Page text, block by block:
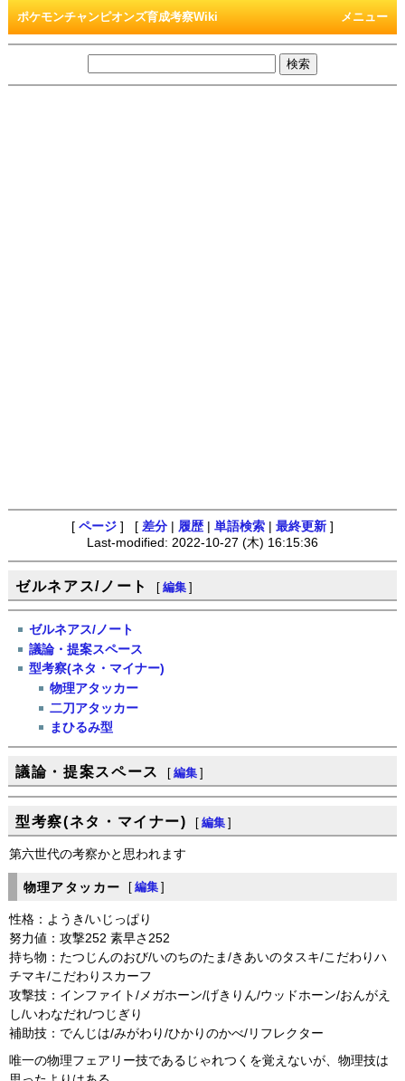
メニュー
ポケモンチャンピオンズ育成考察Wiki
[ ページ ] [ 差分 履歴 単語検索 最終更新 ]
Last-modified: 2022-10-27 (木) 16:15:36
ゼルネアス/ノート [ 編集 ]
ゼルネアス/ノート
議論・提案スペース
型考察(ネタ・マイナー)
物理アタッカー
二刀アタッカー
まひるみ型
議論・提案スペース [ 編集 ]
型考察(ネタ・マイナー) [ 編集 ]
第六世代の考察かと思われます
物理アタッカー [ 編集 ]
性格：ようき/いじっぱり
努力値：攻撃252 素早さ252
持ち物：たつじんのおび/いのちのたま/きあいのタスキ/こだわりハ
チマキ/こだわりスカーフ
攻撃技：インファイト/メガホーン/げきりん/ウッドホーン/おんがえ
し/いわなだれ/つじぎり
補助技：でんじは/みがわり/ひかりのかべ/リフレクター
唯一の物理フェアリー技であるじゃれつくを覚えないが、物理技は